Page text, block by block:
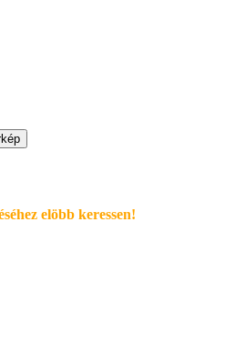
elöbb keressen!